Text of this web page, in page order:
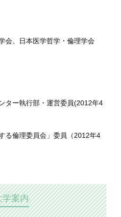
会、日本医学哲学・倫理学会
ター執行部・運営委員(2012年4
る倫理委員会」委員（2012年4
学案内